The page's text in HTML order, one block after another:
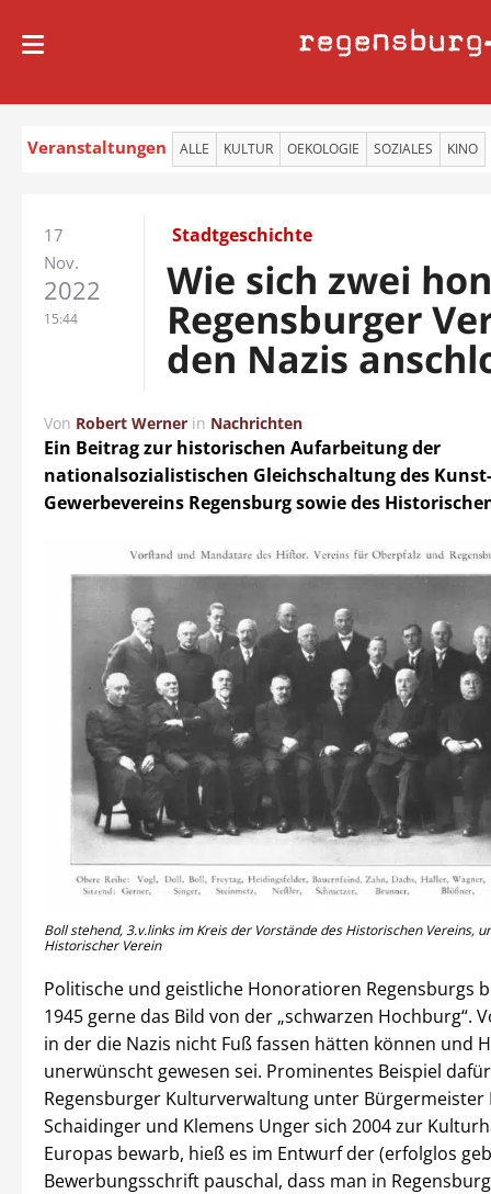
regensburg
Veranstaltungen ALLE KULTUR OEKOLOGIE SOZIALES KINO
17
Nov.
2022
15:44
Stadtgeschichte
Wie sich zwei
Regensburger
den Nazis
Von Robert Werner in Nachrichten
Ein Beitrag zur historischen Aufarbeitung der
nationalsozialistischen Gleichschaltung des
Gewerbevereins Regensburg sowie des
Boll stehend, 3.v.links im Kreis der Vorstände des Historischen Vereins,
Historischer Verein
Politische und geistliche Honoratioren Regensburgs
1945 gerne das Bild von der „schwarzen Hochburg“.
in der die Nazis nicht Fuß fassen hätten können und
unerwünscht gewesen sei. Prominentes Beispiel
Regensburger Kulturverwaltung unter Bürgermeister
Schaidinger und Klemens Unger sich 2004 zur
Europas bewarb, hieß es im Entwurf der (erfolglos
Bewerbungsschrift pauschal, dass man in